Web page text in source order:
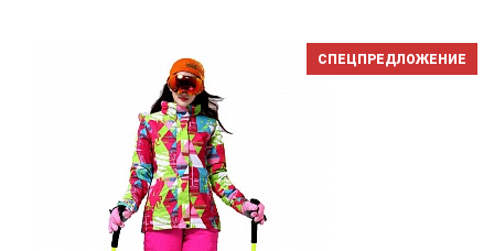
СПЕЦПРЕДЛОЖЕНИЕ